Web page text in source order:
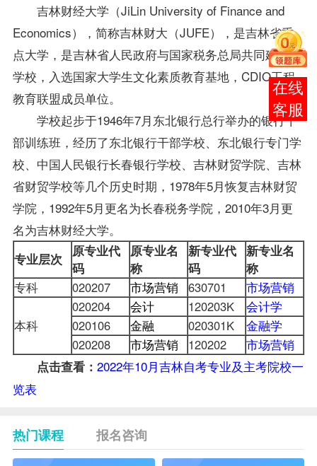
吉林财经大学（JiLin University of Finance and
Economics），简称吉林财大（JUFE），是吉林省重
点大学，是吉林省人民政府与国家税务总局共同建设的
学校，入选国家大学生文化素质教育基地，CDIO工程
教育联盟成员单位。
学校起步于1946年7月东北银行总行举办的银行干
部训练班，经历了东北银行干部学校、东北银行专门学
校、中国人民银行长春银行学校、吉林财贸学院、吉林
省财贸学校等几个历史时期，1978年5月恢复吉林财贸
学院，1992年5月更名为长春税务学院，2010年3月更
名为吉林财经大学。
专业层次
原专业代
码
原专业名
称
新专业代
码
新专业名
称
专科
020207 市场营销 630701 市场营销
本科
020204 会计 120203K
会计学
020106
金融 020301K
金融学
020208
市场营销 120202
市场营销
点击查看： 2022年10月吉林自考专业及主考院校一
览表
热门课程 报名咨询
报考
咨询